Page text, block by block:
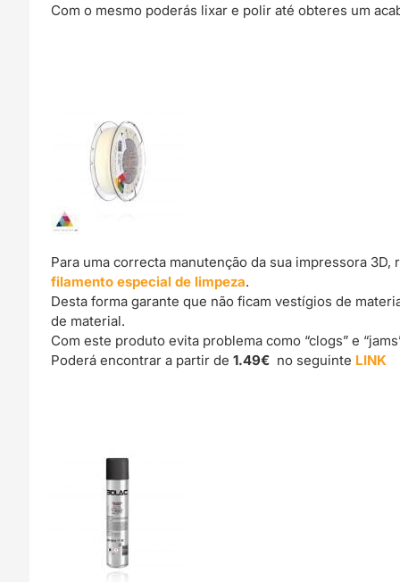
Com o mesmo poderás lixar e polir até obteres um
Para uma correcta manutenção da sua impressora
filamento especial de limpeza.
Desta forma garante que não ficam vestígios de
de material.
Com este produto evita problema como “clogs” e
Poderá encontrar a partir de1.49€ no seguinte LINK